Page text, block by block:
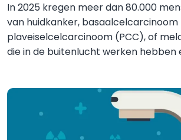
In 2025 kregen meer dan 80.000
van huidkanker, basaalcelcarcinoom
plaveiselcelcarcinoom (PCC), of
die in de buitenlucht werken hebben